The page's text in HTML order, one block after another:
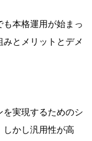
本格運用が始まっ
とメリットとデメ
実現するためのシ
しかし汎用性が高